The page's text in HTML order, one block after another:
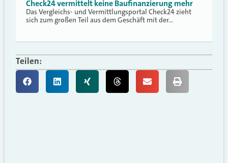
Check24 vermittelt keine Baufinanzierung mehr
Das Vergleichs- und Vermittlungsportal Check24 zieht
sich zum großen Teil aus dem Geschäft mit der…
Teilen: